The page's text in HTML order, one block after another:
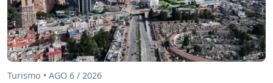
Turismo • AGO 6 / 2026